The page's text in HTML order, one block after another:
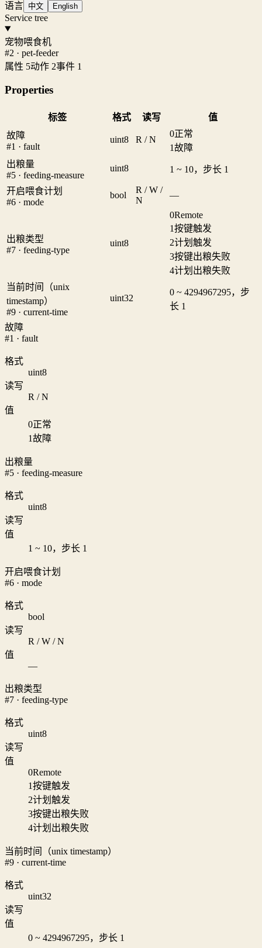
语言 中文 English
Service tree
宠物喂食机
#2 · pet-feeder
属性 5动作 2事件 1
Properties
标签 格式 读写
值
故障
#1 · fault
uint8 R / N
0正常
1故障
出粮量
#5 · feeding-measure
uint8 1 ~ 10，步长 1
开启喂食计划
#6 · mode
bool
R / W /
N
—
出粮类型
#7 · feeding-type
uint8
0Remote
1按键触发
2计划触发
3按键出粮失败
4计划出粮失败
当前时间（unix
timestamp）
#9 · current-time
uint32
0 ~ 4294967295，步
长 1
故障
#1 · fault
格式
uint8
读写
R / N
值
0正常
1故障
出粮量
#5 · feeding-measure
格式
uint8
读写
值
1 ~ 10，步长 1
开启喂食计划
#6 · mode
格式
bool
读写
R / W / N
值
—
出粮类型
#7 · feeding-type
格式
uint8
读写
值
0Remote
1按键触发
2计划触发
3按键出粮失败
4计划出粮失败
当前时间（unix timestamp）
#9 · current-time
格式
uint32
读写
值
0 ~ 4294967295，步长 1